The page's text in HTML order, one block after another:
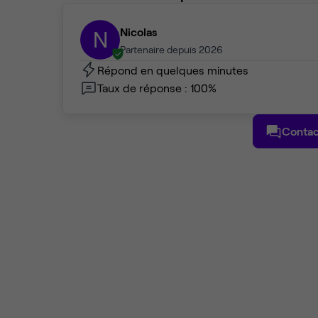
N Nicolas
Partenaire depuis 2026
Répond en quelques minutes
Taux de réponse : 100%